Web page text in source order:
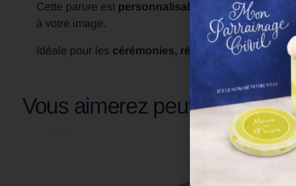
Cette parure est personnalisable : il est possible
à votre image.
Idéale pour les cérémonies, récompenses ou
Vous aimerez peut-être